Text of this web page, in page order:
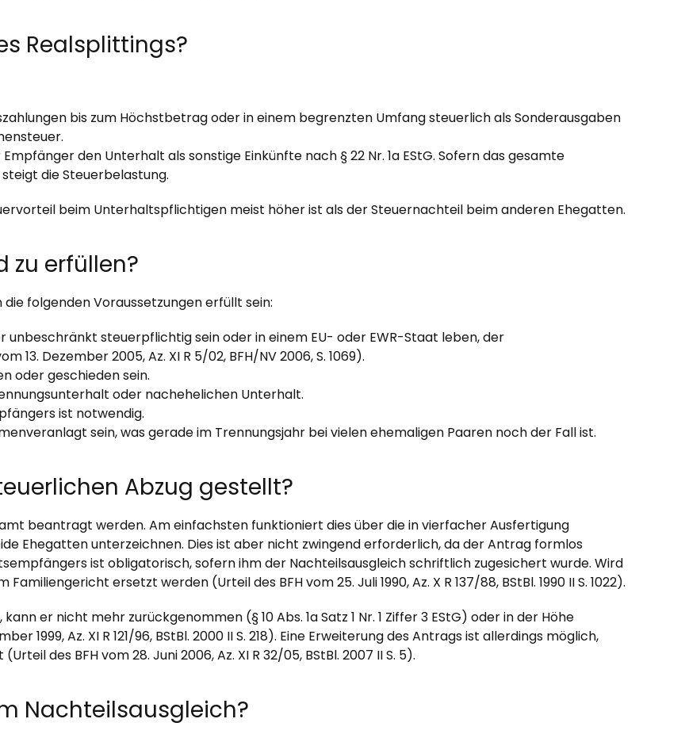
Realsplittings?
bis zum Höchstbetrag oder in einem begrenzten Umfang steuerlich als Sonderausgaben
den Unterhalt als sonstige Einkünfte nach § 22 Nr. 1a EStG. Sofern das gesamte
die Steuerbelastung.
beim Unterhaltspflichtigen meist höher ist als der Steuernachteil beim anderen Ehegatten.
zu erfüllen?
folgenden Voraussetzungen erfüllt sein:
unbeschränkt steuerpflichtig sein oder in einem EU- oder EWR-Staat leben, der
Dezember 2005, Az. XI R 5/02, BFH/NV 2006, S. 1069).
oder geschieden sein.
oder nachehelichen Unterhalt.
ist notwendig.
sein, was gerade im Trennungsjahr bei vielen ehemaligen Paaren noch der Fall ist.
Abzug gestellt?
beantragt werden. Am einfachsten funktioniert dies über die in vierfacher Ausfertigung
Ehegatten unterzeichnen. Dies ist aber nicht zwingend erforderlich, da der Antrag formlos
ist obligatorisch, sofern ihm der Nachteilsausgleich schriftlich zugesichert wurde. Wird
ersetzt werden (Urteil des BFH vom 25. Juli 1990, Az. X R 137/88, BStBl. 1990 II S. 1022).
er nicht mehr zurückgenommen (§ 10 Abs. 1a Satz 1 Nr. 1 Ziffer 3 EStG) oder in der Höhe
1999, Az. XI R 121/96, BStBl. 2000 II S. 218). Eine Erweiterung des Antrags ist allerdings möglich,
des BFH vom 28. Juni 2006, Az. XI R 32/05, BStBl. 2007 II S. 5).
Nachteilsausgleich?